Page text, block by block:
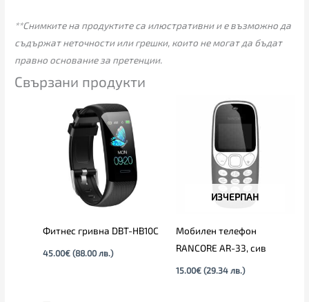
**Снимките на продуктите са илюстративни и е възможно да
съдържат неточности или грешки, които не могат да бъдат
правно основание за претенции.
Свързани продукти
Фитнес гривна DBT-HB10C
45.00€ (88.00 лв.)
ИЗЧЕРПАН
Мобилен телефон
RANCORE AR-33, сив
15.00€ (29.34 лв.)